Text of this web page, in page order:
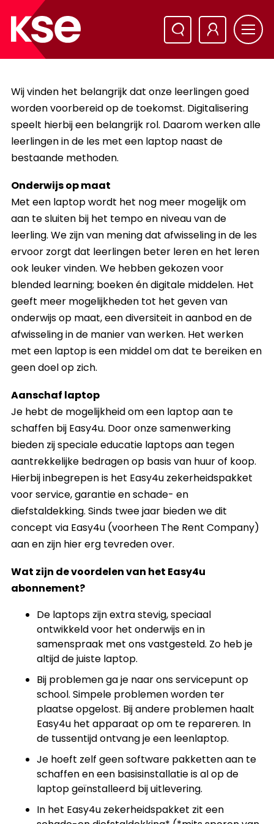
Wij vinden het belangrijk dat onze leerlingen goed
worden voorbereid op de toekomst. Digitalisering
speelt hierbij een belangrijk rol. Daarom werken alle
leerlingen in de les met een laptop naast de
bestaande methoden.
Onderwijs op maat
Met een laptop wordt het nog meer mogelijk om
aan te sluiten bij het tempo en niveau van de
leerling. We zijn van mening dat afwisseling in de les
ervoor zorgt dat leerlingen beter leren en het leren
ook leuker vinden. We hebben gekozen voor
blended learning; boeken én digitale middelen. Het
geeft meer mogelijkheden tot het geven van
onderwijs op maat, een diversiteit in aanbod en de
afwisseling in de manier van werken. Het werken
met een laptop is een middel om dat te bereiken en
geen doel op zich.
Aanschaf laptop
Je hebt de mogelijkheid om een laptop aan te
schaffen bij Easy4u. Door onze samenwerking
bieden zij speciale educatie laptops aan tegen
aantrekkelijke bedragen op basis van huur of koop.
Hierbij inbegrepen is het Easy4u zekerheidspakket
voor service, garantie en schade- en
diefstaldekking. Sinds twee jaar bieden we dit
concept via Easy4u (voorheen The Rent Company)
aan en zijn hier erg tevreden over.
Wat zijn de voordelen van het Easy4u
abonnement?
De laptops zijn extra stevig, speciaal
ontwikkeld voor het onderwijs en in
samenspraak met ons vastgesteld. Zo heb je
altijd de juiste laptop.
Bij problemen ga je naar ons servicepunt op
school. Simpele problemen worden ter
plaatse opgelost. Bij andere problemen haalt
Easy4u het apparaat op om te repareren. In
de tussentijd ontvang je een leenlaptop.
Je hoeft zelf geen software pakketten aan te
schaffen en een basisinstallatie is al op de
laptop geïnstalleerd bij uitlevering.
In het Easy4u zekerheidspakket zit een